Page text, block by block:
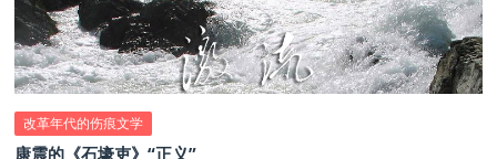
改革年代的伤痕文学
康震的《石壕吏》“正义”